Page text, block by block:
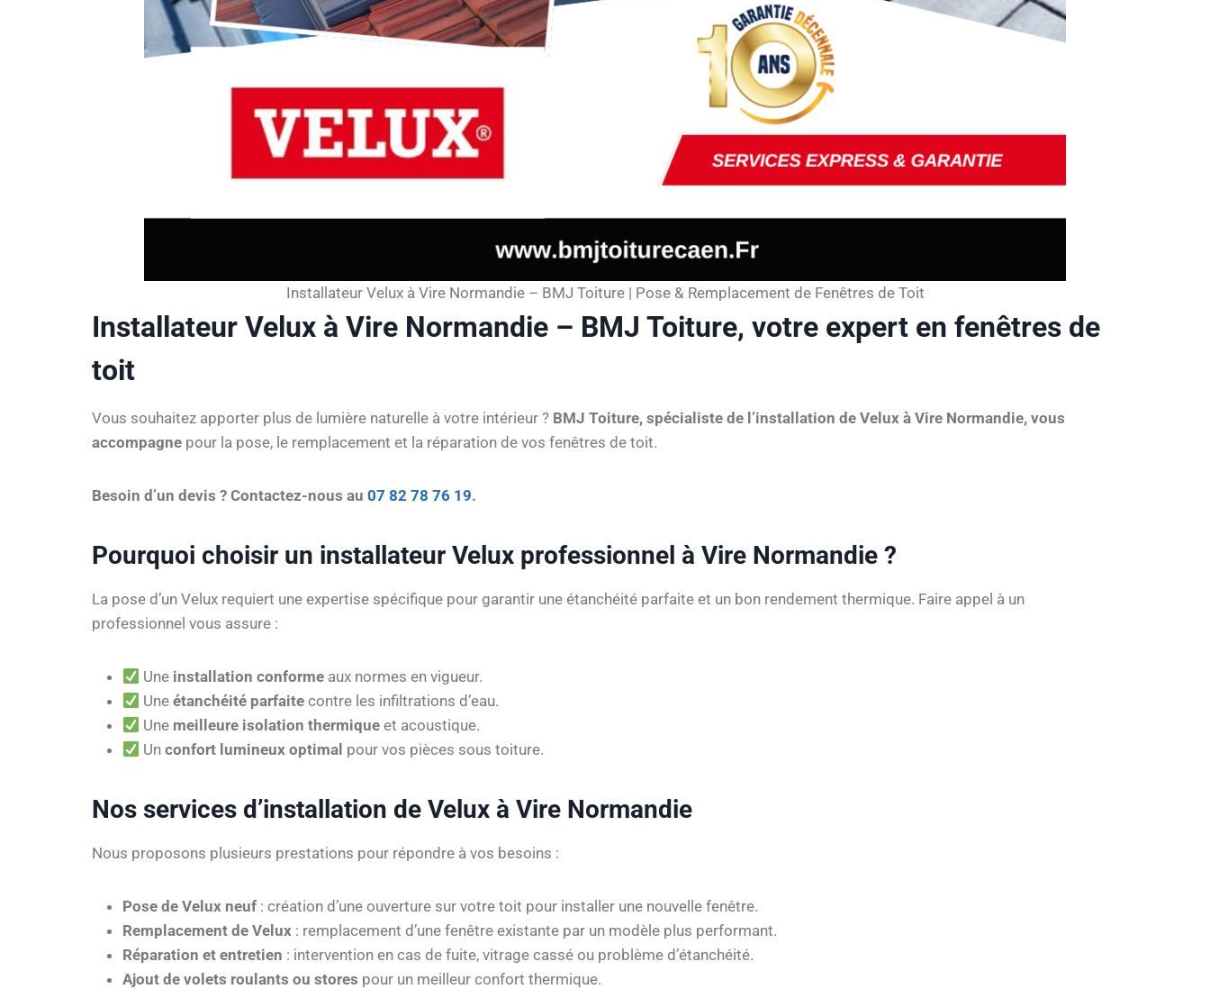
Installateur Velux à Vire Normandie – BMJ Toiture | Pose & Remplacement de Fenêtres de Toit
Installateur Velux à Vire Normandie – BMJ Toiture, votre expert en fenêtres de
toit
Vous souhaitez apporter plus de lumière naturelle à votre intérieur ? BMJ Toiture, spécialiste de l’installation de Velux à Vire Normandie, vous
accompagne pour la pose, le remplacement et la réparation de vos fenêtres de toit.
Besoin d’un devis ? Contactez-nous au 07 82 78 76 19.
Pourquoi choisir un installateur Velux professionnel à Vire Normandie ?
La pose d’un Velux requiert une expertise spécifique pour garantir une étanchéité parfaite et un bon rendement thermique. Faire appel à un
professionnel vous assure :
Une installation conforme aux normes en vigueur.
Uneétanchéité parfaite contre les infiltrations d’eau.
Une meilleure isolation thermique et acoustique.
Unconfort lumineux optimal pour vos pièces sous toiture.
Nos services d’installation de Velux à Vire Normandie
Nous proposons plusieurs prestations pour répondre à vos besoins :
Pose de Velux neuf : création d’une ouverture sur votre toit pour installer une nouvelle fenêtre.
Remplacement de Velux : remplacement d’une fenêtre existante par un modèle plus performant.
Réparation et entretien : intervention en cas de fuite, vitrage cassé ou problème d’étanchéité.
Ajout de volets roulants ou stores pour un meilleur confort thermique.